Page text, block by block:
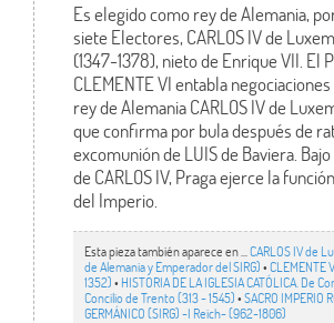
Es elegido como rey de Alemania,
siete Electores, CARLOS IV de
(1347-1378), nieto de Enrique VII. El
CLEMENTE VI entabla
rey de Alemania CARLOS IV de
que confirma por bula después de
excomunión de LUIS de Baviera.
de CARLOS IV, Praga ejerce la
del Imperio.
Esta pieza también aparece en ... CARLOS IV de
de Alemania y Emperador del SIRG)•CLEMENTE
1352)• HISTORIA DE LA IGLESIA CATÓLICA. De
Concilio de Trento (313 - 1545)•SACRO IMPERIO
GERMÁNICO (SIRG) -I Reich- (962-1806)